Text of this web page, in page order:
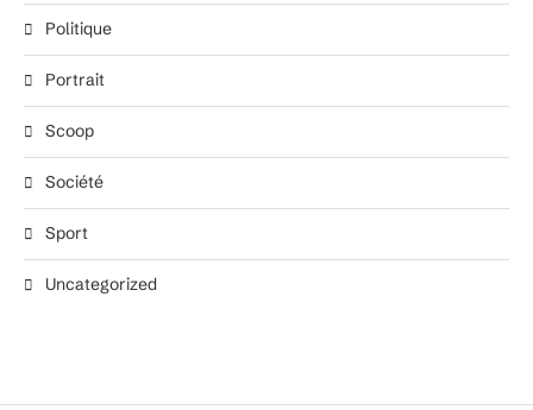
Politique
Portrait
Scoop
Société
Sport
Uncategorized